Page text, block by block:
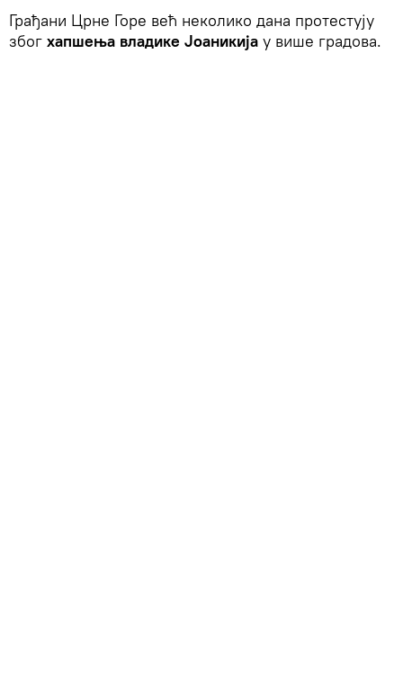
Грађани Црне Горе већ неколико дана протестују
због хапшења владике Јоаникија у више градова.